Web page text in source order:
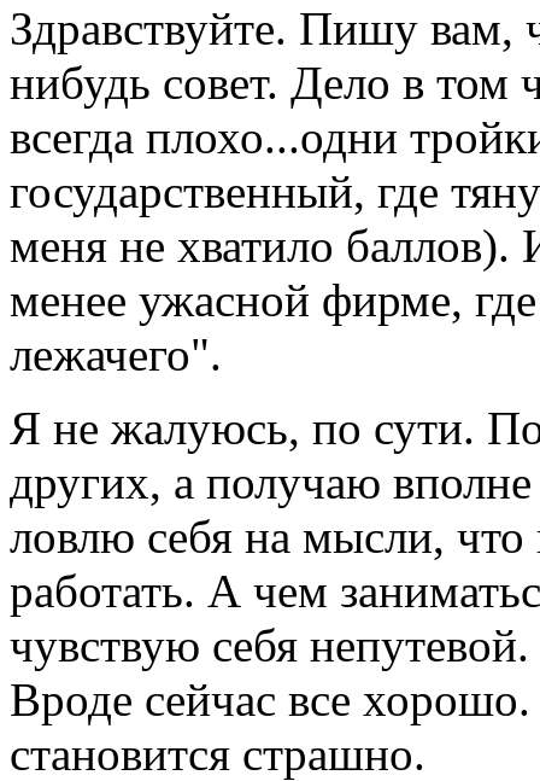
Здравствуйте. Пишу вам,
нибудь совет. Дело в том
всегда плохо...одни
государственный, где
меня не хватило баллов).
менее ужасной фирме,
лежачего".
Я не жалуюсь, по сути.
других, а получаю
ловлю себя на мысли,
работать. А чем
чувствую себя
Вроде сейчас все
становится страшно.